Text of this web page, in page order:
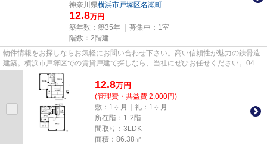
神奈川県横浜市戸塚区名瀬町
12.8万円
築年数：築35年 ｜募集中： 1室
階数：2階建
物件情報をお探しならお気軽にお問い合わせ下さい。高い信頼性が魅力の鉄骨造
建築。横浜市戸塚区での賃貸戸建て探しなら、当社にぜひお任せください。045-
438-9891、またはinfo@apaman...
12.8万円
(管理費・共益費 2,000円)
敷：1ヶ月｜礼：1ヶ月
所在階：1-2階
間取り：3LDK
面積：86.38㎡